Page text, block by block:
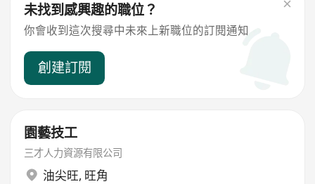
未找到感興趣的職位？
你會收到這次搜尋中未來上新職位的訂閱通知
創建訂閱
園藝技工
三才人力資源有限公司
油尖旺, 旺角